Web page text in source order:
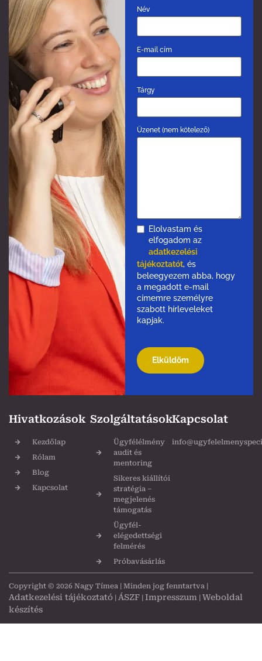
Név
E-mail cím
Tárgy
Üzenet (nem kötelező)
Elolvastam és
elfogadom az
adatkezelési
tájékoztatót, és
beleegyezem abba, hogy
a megadott e-mail
címemre személyre
szabott hírleveleket
kapjak.
leave
this
field
empty.
Hivatkozások
Kezdőlap
Rólam
Blog
Kapcsolat
Szolgáltatások
Ügyfélélmény
audit és
mentoring
Sikeres kiállítói
stratégia –
megjelenés
támogatás
Ügyfél-
elégedettségi
felmérés
Próbavásárlás
Kapcsolat
Copyright © 2026 Nagy Tímea | Minden jog fenntartva |
Adatkezelési tájékoztató | ÁSZF | Impresszum | Weboldal
készítés